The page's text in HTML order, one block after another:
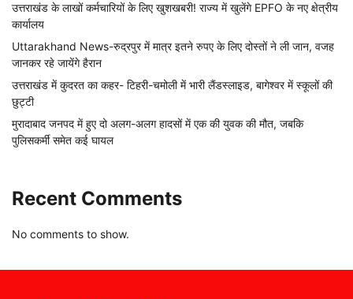
उत्तराखंड के लाखों कर्मचारियों के लिए खुशखबरी! राज्य में खुलेंगे EPFO के नए क्षेत्रीय
कार्यालय
Uttarakhand News-रुद्रपुर में मात्र इतने रुपए के लिए दोस्तों ने ली जान, वजह
जानकर रहे जायेंगे हैरान
उत्तराखंड में कुदरत का कहर- टिहरी-चमोली में भारी लैंडस्लाइड, बागेश्वर में स्कूलों की
छुट्टी
मुरादाबाद जनपद में हुए दो अलग-अलग हादसों में एक की युवक की मौत, जबकि
पुलिसकर्मी समेत कई घायल
Recent Comments
No comments to show.